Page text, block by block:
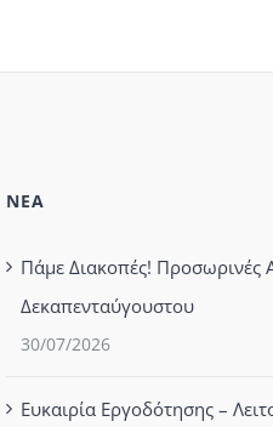
ΝΕΑ
Πάμε Διακοπές! Προσωρινές
Δεκαπενταύγουστου
30/07/2026
Ευκαιρία Εργοδότησης –